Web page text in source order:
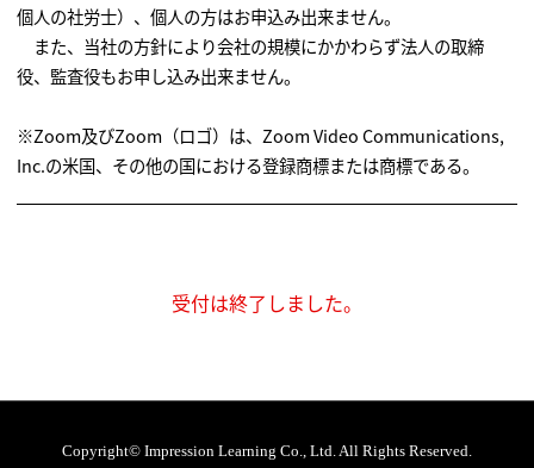
個人の社労士）、個人の方はお申込み出来ません。
また、当社の方針により会社の規模にかかわらず法人の取締
役、監査役もお申し込み出来ません。
※Zoom及びZoom（ロゴ）は、Zoom Video Communications,
Inc.の米国、その他の国における登録商標または商標である。
受付は終了しました。
Copyright© Impression Learning Co., Ltd. All Rights Reserved.